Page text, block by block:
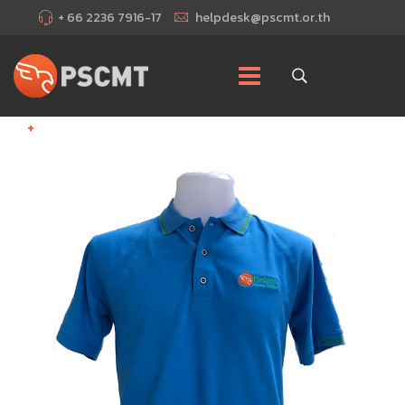
+ 66 2236 7916-17 helpdesk@pscmt.or.th
+